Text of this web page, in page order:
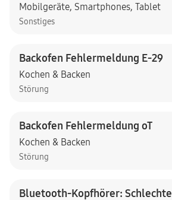
Mobilgeräte, Smartphones, Tablet
Sonstiges
Backofen Fehlermeldung E-29
Kochen & Backen
Störung
Backofen Fehlermeldung oT
Kochen & Backen
Störung
Bluetooth-Kopfhörer: Schlechte